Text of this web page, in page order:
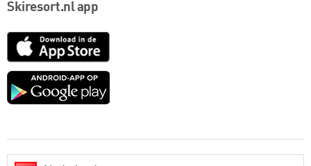
Skiresort.nl app
App
Google